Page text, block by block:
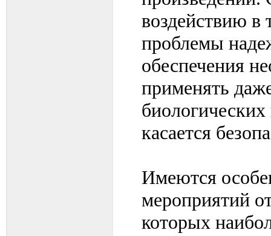
воздействию в
проблемы
обеспечения
применять
касается
Имеются
мероприятий
которых